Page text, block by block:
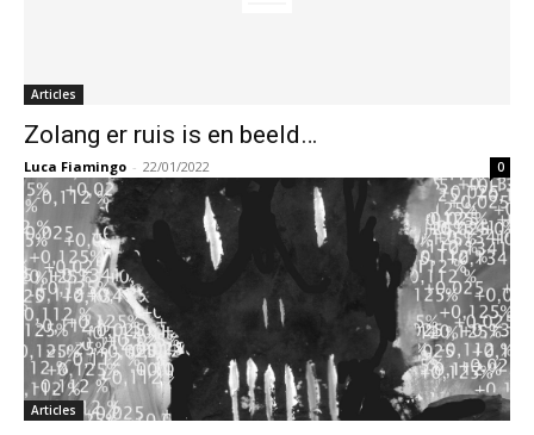
Articles
Zolang er ruis is en beeld…
Luca Fiamingo - 22/01/2022 0
Articles